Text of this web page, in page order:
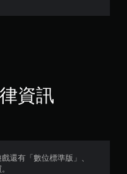
3
分
資訊
還有「數位標準版」、